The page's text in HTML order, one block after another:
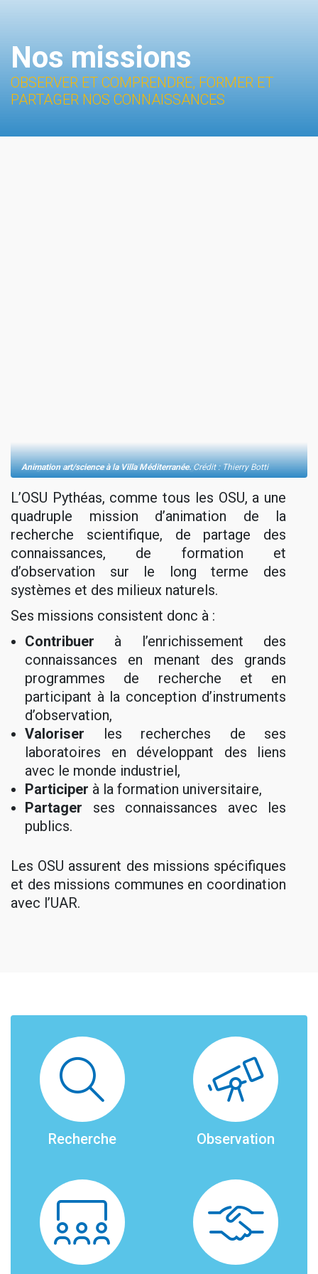
Nos missions
OBSERVER ET COMPRENDRE, FORMER ET
PARTAGER NOS CONNAISSANCES
L’OSU Pythéas, comme tous les OSU, a une
quadruple mission d’animation de la
recherche scientifique, de partage des
connaissances, de formation et
d’observation sur le long terme des
systèmes et des milieux naturels.
Ses missions consistent donc à :
Contribuer à l’enrichissement des
connaissances en menant des grands
programmes de recherche et en
participant à la conception d’instruments
d’observation,
Valoriser les recherches de ses
laboratoires en développant des liens
avec le monde industriel,
Participer à la formation universitaire,
Partager ses connaissances avec les
publics.
Les OSU assurent des missions spécifiques
et des missions communes en coordination
avec l’UAR.
Intégration d'instrument au LAM.© Alain Origné
Animation art/science à la Villa Méditerranée.Crédit : Thierry Botti
Recherche Observation